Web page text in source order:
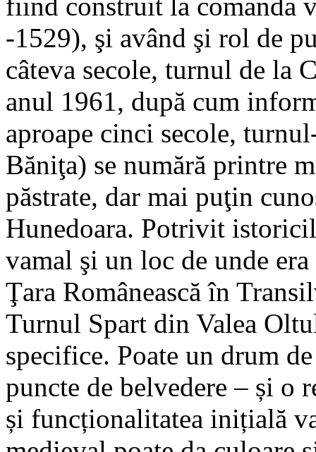
fiind construit la comanda
-1529), şi având şi rol de
câteva secole, turnul de la
anul 1961, după cum
aproape cinci secole,
Băniţa) se numără printre
păstrate, dar mai puţin
Hunedoara. Potrivit
vamal şi un loc de unde era
Ţara Românească în
Turnul Spart din Valea
specifice. Poate un drum
puncte de belvedere – și o
și funcționalitatea inițială